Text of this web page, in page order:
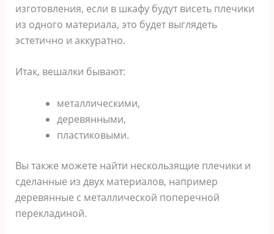
изготовления, если в шкафу будут висеть плечики
из одного материала, это будет выглядеть
эстетично и аккуратно.
Итак, вешалки бывают:
металлическими,
деревянными,
пластиковыми.
Вы также можете найти нескользящие плечики и
сделанные из двух материалов, например
деревянные с металлической поперечной
перекладиной.